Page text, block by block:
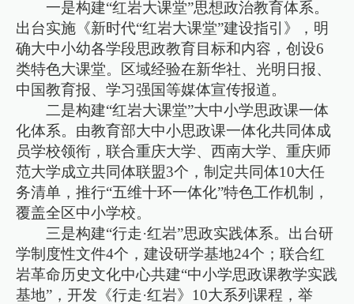
一是构建“红岩大课堂”思想政治教育体系。
出台实施《新时代“红岩大课堂”建设指引》，明
确大中小幼各学段思政教育目标和内容，创设6
类特色大课堂。区域经验在新华社、光明日报、
中国教育报、学习强国等媒体宣传报道。
二是构建“红岩大课堂”大中小学思政课一体
化体系。由教育部大中小思政课一体化共同体成
员学校领衔，联合重庆大学、西南大学、重庆师
范大学成立共同体联盟3个，制定共同体10大任
务清单，推行“五维十环一体化”特色工作机制，
覆盖全区中小学校。
三是构建“行走·红岩”思政实践体系。出台研
学制度性文件4个，建设研学基地24个；联合红
岩革命历史文化中心共建“中小学思政课教学实践
基地”，开发《行走·红岩》10大系列课程，举